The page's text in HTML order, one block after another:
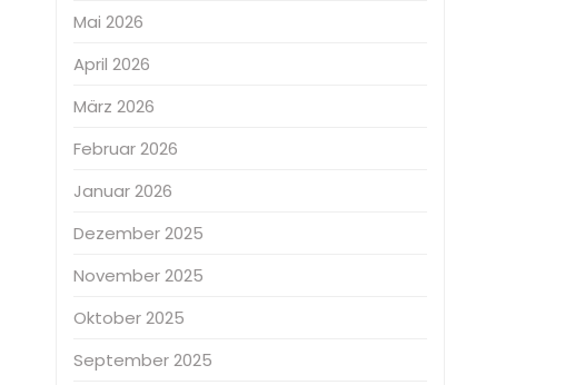
Mai 2026
April 2026
März 2026
Februar 2026
Januar 2026
Dezember 2025
November 2025
Oktober 2025
September 2025